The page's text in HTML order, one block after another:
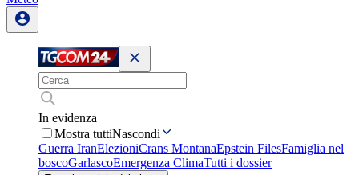
In evidenza
Mostra tuttiNascondi
Guerra IranElezioniCrans MontanaEpstein FilesFamiglia nel
boscoGarlascoEmergenza ClimaTutti i dossier